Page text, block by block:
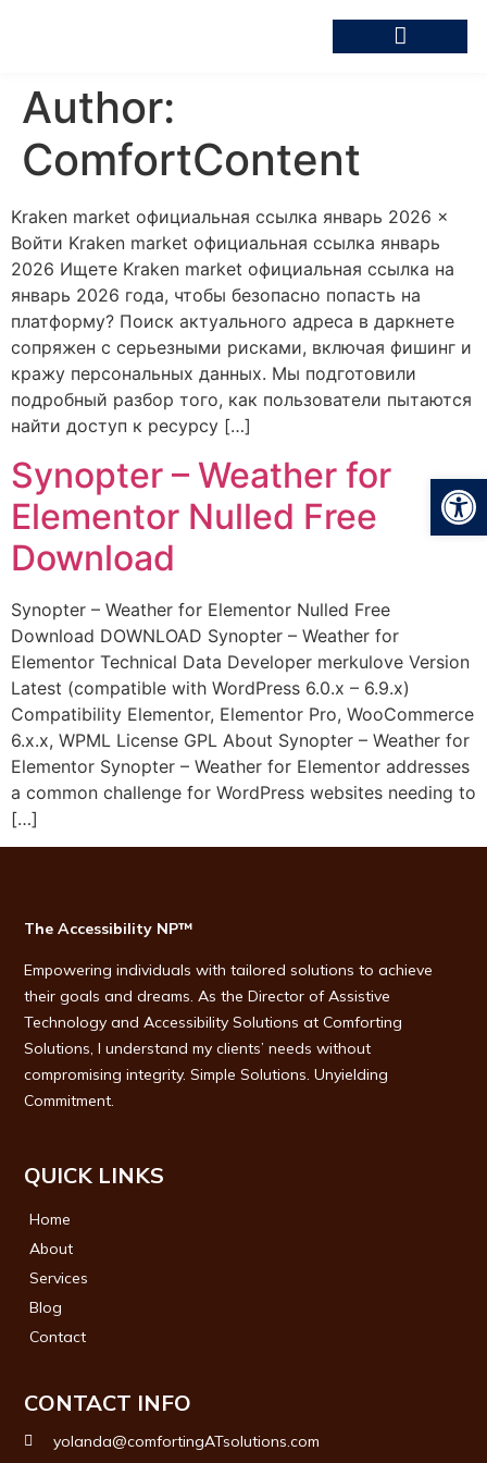
Author:
ComfortContent
Kraken market официальная ссылка январь 2026 ×
Войти Kraken market официальная ссылка январь
2026 Ищете Kraken market официальная ссылка на
январь 2026 года, чтобы безопасно попасть на
платформу? Поиск актуального адреса в даркнете
сопряжен с серьезными рисками, включая фишинг и
кражу персональных данных. Мы подготовили
подробный разбор того, как пользователи пытаются
найти доступ к ресурсу […]
Synopter – Weather for
Elementor Nulled Free
Download
Synopter – Weather for Elementor Nulled Free
Download DOWNLOAD Synopter – Weather for
Elementor Technical Data Developer merkulove Version
Latest (compatible with WordPress 6.0.x – 6.9.x)
Compatibility Elementor, Elementor Pro, WooCommerce
6.x.x, WPML License GPL About Synopter – Weather for
Elementor Synopter – Weather for Elementor addresses
a common challenge for WordPress websites needing to
[…]
The Accessibility NP™
Empowering individuals with tailored solutions to achieve
their goals and dreams. As the Director of Assistive
Technology and Accessibility Solutions at Comforting
Solutions, I understand my clients’ needs without
compromising integrity. Simple Solutions. Unyielding
Commitment.
QUICK LINKS
Home
About
Services
Blog
Contact
CONTACT INFO
yolanda@comfortingATsolutions.com